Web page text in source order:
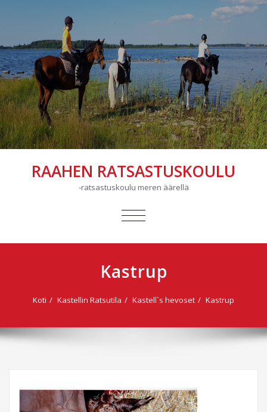
RAAHEN RATSASTUSKOULU
-ratsastuskoulu meren äärellä
AVAA/SULJE
Kastrup
Koti Kastellin Ratsutila Kastell`s hevoset Kastrup